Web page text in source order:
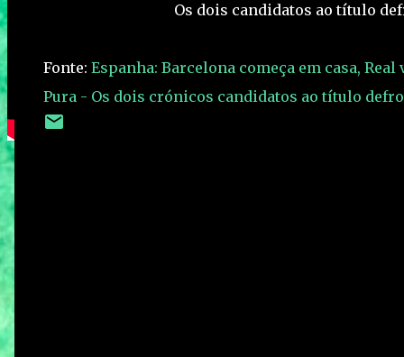
Os dois candidatos ao título
Fonte: Espanha: Barcelona começa em casa,
Pura - Os dois crónicos candidatos ao título